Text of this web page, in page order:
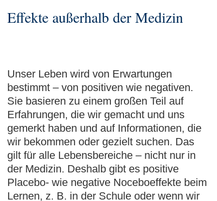
Effekte außerhalb der Medizin
Unser Leben wird von Erwartungen
bestimmt – von positiven wie negativen.
Sie basieren zu einem großen Teil auf
Erfahrungen, die wir gemacht und uns
gemerkt haben und auf Informationen, die
wir bekommen oder gezielt suchen. Das
gilt für alle Lebensbereiche – nicht nur in
der Medizin. Deshalb gibt es positive
Placebo- wie negative Noceboeffekte beim
Lernen, z. B. in der Schule oder wenn wir